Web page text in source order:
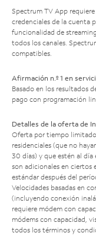
Spectrum TV App
credenciales de la cuenta
funcionalidad de
todos los canales.
compatibles.
Afirmación n.º 1 en
Basado en los resultados
pago con programación
Detalles de la oferta de
Oferta por tiempo
residenciales (que no
30 días) y que estén al
son adicionales en ciertos
estándar después del
Velocidades basadas en
(incluyendo conexión
requiere módem con
módems con capacidad,
todos los términos y